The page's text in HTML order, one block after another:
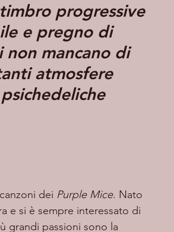
progressive
e pregno di
mancano di
atmosfere
dei
Purple Mice. Nato
e si è sempre interessato di
grandi passioni sono la